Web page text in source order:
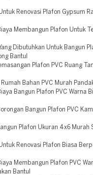
Renovasi Plafon Gypsum
Membangun Plafon Untuk
Dibutuhkan Untuk Bangun
Bantul
Plafon PVC Ruang
Bahan PVC Murah
Bangun Plafon PVC Warna
Bangun Plafon PVC
Plafon Ukuran 4x6 Murah
Renovasi Plafon Biasa
Membangun Plafon PVC
Bantul